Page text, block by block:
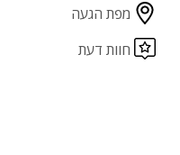
מפת הגעה
חוות דעת